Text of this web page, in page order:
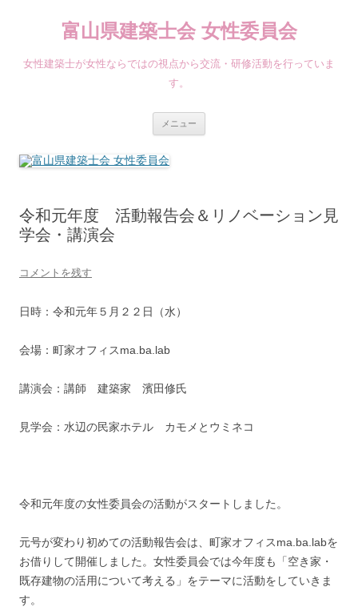
へ
ス
富山県建築士会 女性委員会
女性建築士が女性ならではの視点から交流・研修活動を行っていま
す。
メニュー
令和元年度 活動報告会＆リノベーション見
学会・講演会
コメントを残す
日時：令和元年５月２２日（水）
会場：町家オフィスma.ba.lab
講演会：講師 建築家 濱田修氏
見学会：水辺の民家ホテル カモメとウミネコ
令和元年度の女性委員会の活動がスタートしました。
元号が変わり初めての活動報告会は、町家オフィスma.ba.labを
お借りして開催しました。女性委員会では今年度も「空き家・
既存建物の活用について考える」をテーマに活動をしていきま
す。